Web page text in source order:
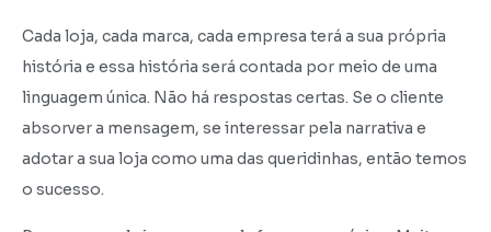
Cada loja, cada marca, cada empresa terá a sua própria
história e essa história será contada por meio de uma
linguagem única. Não há respostas certas. Se o cliente
absorver a mensagem, se interessar pela narrativa e
adotar a sua loja como uma das queridinhas, então temos
o sucesso.